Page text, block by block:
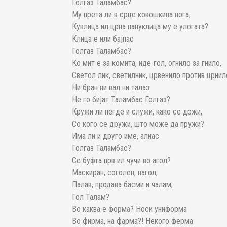
Голгаз Таламбас?
Му прета ли в срце кокошкина нога,
Куклица ил црна пануклица му е улогата?
Клица е или бајпас
Голгаз Таламбас?
Ко мит е за комита, иде-гол, огнило за гнило,
Светол лик, светилник, црвенило против
Ни бран ни вал ни талаз
Не го бијат Таламбас Голгаз?
Кружи ли негде и служи, како се држи,
Со кого се дружи, што може да пружи?
Има ли и друго име, алиас
Голгаз Таламбас?
Се буфта прв ил чучи во агол?
Маскиран, соголен, нагол,
Палав, продава басми и чалам,
Гол Талам?
Во каква е форма? Носи униформа
Во фирма, на фарма?! Некого ферма